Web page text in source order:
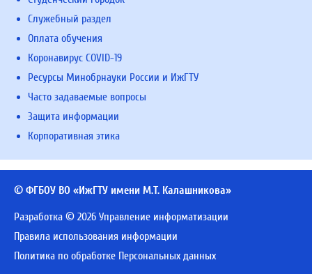
Служебный раздел
Оплата обучения
Коронавирус COVID-19
Ресурсы Минобрнауки России и ИжГТУ
Часто задаваемые вопросы
Защита информации
Корпоративная этика
© ФГБОУ ВО «ИжГТУ имени М.Т. Калашникова»
Разработка © 2026 Управление информатизации
Правила использования информации
Политика по обработке Персональных данных